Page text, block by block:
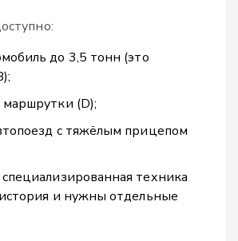
до 3,5 тонн (это
(D);
с тяжёлым прицепом
техника
и нужны отдельные